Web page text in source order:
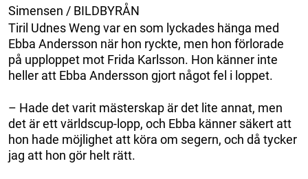
Simensen / BILDBYRÅN
Tiril Udnes Weng var en som lyckades hänga med
Ebba Andersson när hon ryckte, men hon förlorade
på upploppet mot Frida Karlsson. Hon känner inte
heller att Ebba Andersson gjort något fel i loppet.
– Hade det varit mästerskap är det lite annat, men
det är ett världscup-lopp, och Ebba känner säkert att
hon hade möjlighet att köra om segern, och då tycker
jag att hon gör helt rätt.